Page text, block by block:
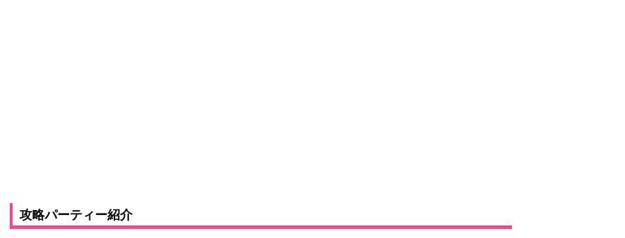
攻略パーティー紹介